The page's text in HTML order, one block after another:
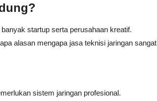
startup serta perusahaan kreatif.
alasan mengapa jasa teknisi jaringan sangat
sistem jaringan profesional.